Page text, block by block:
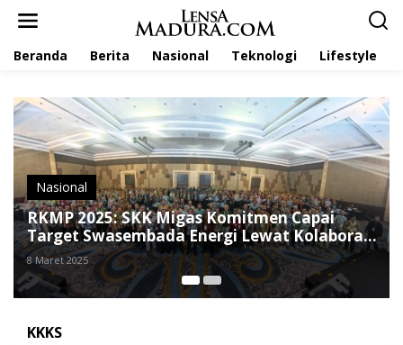
Beranda Berita Nasional Teknologi Lifestyle
Nasional
RKMP 2025: SKK Migas Komitmen Capai
Target Swasembada Energi Lewat Kolaborasi
Proyek Hulu Migas
8 Maret 2025
KKKS